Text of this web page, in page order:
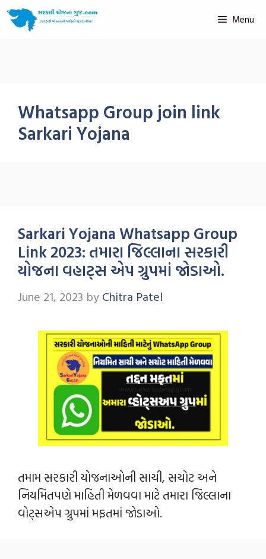
Menu
Whatsapp Group join link
Sarkari Yojana
Sarkari Yojana Whatsapp Group
Link 2023: તમારા જિલ્લાના સરકારી
યોજના વહાટ્સ એપ ગ્રુપમાં જોડાઓ.
June 21, 2023 by Chitra Patel
તમામ સરકારી યોજનાઓની સાચી, સચોટ અને
નિયમિતપણે માહિતી મેળવવા માટે તમારા જિલ્લાના
વોટ્સએપ ગ્રુપમાં મફતમાં જોડાઓ.